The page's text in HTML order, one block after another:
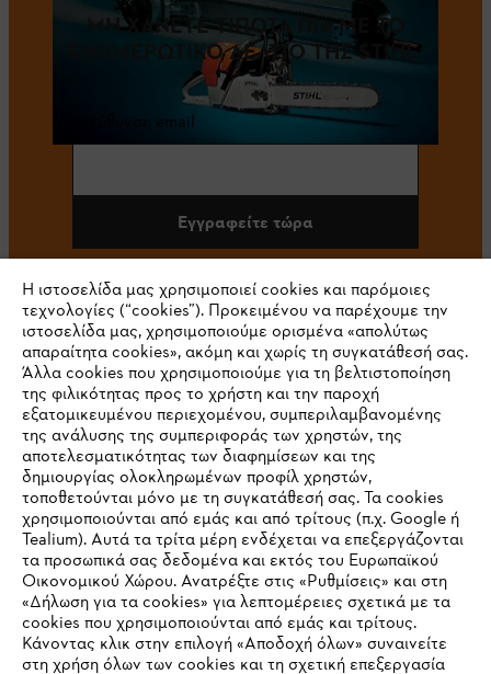
ΜΗ ΧΑΝΕΤΕ ΤΙΠΟΤΑ ΠΙΑ ΜΕ ΤΟ
ΕΝΗΜΕΡΩΤΙΚΟ ΔΕΛΤΙΟ ΤΗΣ STIHL.
Διεύθυνση email
Εγγραφείτε τώρα
#STIHL
Εταιρεία
STIHL Συχνές ερωτήσεις
Η ιστοσελίδα μας χρησιμοποιεί cookies και παρόμοιες
τεχνολογίες (“cookies”). Προκειμένου να παρέχουμε την
ιστοσελίδα μας, χρησιμοποιούμε ορισμένα «απολύτως
απαραίτητα cookies», ακόμη και χωρίς τη συγκατάθεσή σας.
Άλλα cookies που χρησιμοποιούμε για τη βελτιστοποίηση
της φιλικότητας προς το χρήστη και την παροχή
εξατομικευμένου περιεχομένου, συμπεριλαμβανομένης
της ανάλυσης της συμπεριφοράς των χρηστών, της
αποτελεσματικότητας των διαφημίσεων και της
δημιουργίας ολοκληρωμένων προφίλ χρηστών,
τοποθετούνται μόνο με τη συγκατάθεσή σας. Τα cookies
χρησιμοποιούνται από εμάς και από τρίτους (π.χ. Google ή
Tealium). Αυτά τα τρίτα μέρη ενδέχεται να επεξεργάζονται
τα προσωπικά σας δεδομένα και εκτός του Ευρωπαϊκού
Οικονομικού Χώρου. Ανατρέξτε στις «Ρυθμίσεις» και στη
«Δήλωση για τα cookies» για λεπτομέρειες σχετικά με τα
cookies που χρησιμοποιούνται από εμάς και τρίτους.
Κάνοντας κλικ στην επιλογή «Αποδοχή όλων» συναινείτε
στη χρήση όλων των cookies και τη σχετική επεξεργασία